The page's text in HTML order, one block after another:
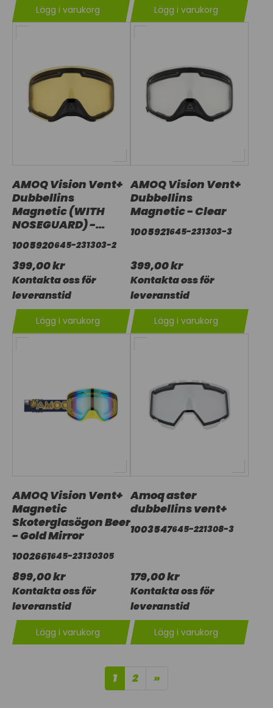
Lägg i varukorg Lägg i varukorg
AMOQ Vision Vent+
Dubbellins
Magnetic (WITH
NOSEGUARD) -
1005920645-231303-2
399,00 kr
Kontakta oss för
leveranstid
Lägg i varukorg
AMOQ Vision Vent+
Dubbellins
Magnetic - Clear
1005921645-231303-3
399,00 kr
Kontakta oss för
leveranstid
Lägg i varukorg
AMOQ Vision Vent+
Magnetic
Skoterglasögon Beer
- Gold Mirror
1002661645-23130305
899,00 kr
Kontakta oss för
leveranstid
Lägg i varukorg
Amoq aster
dubbellins vent+
1003547645-221308-3
179,00 kr
Kontakta oss för
leveranstid
Lägg i varukorg
1 2 »